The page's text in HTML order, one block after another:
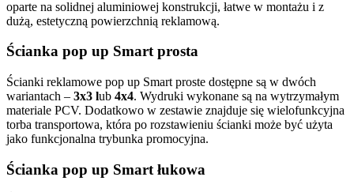
oparte na solidnej aluminiowej konstrukcji, łatwe w montażu i z
dużą, estetyczną powierzchnią reklamową.
Ścianka pop up Smart prosta
Ścianki reklamowe pop up Smart proste dostępne są w dwóch
wariantach – 3x3 lub 4x4. Wydruki wykonane są na wytrzymałym
materiale PCV. Dodatkowo w zestawie znajduje się wielofunkcyjna
torba transportowa, która po rozstawieniu ścianki może być użyta
jako funkcjonalna trybunka promocyjna.
Ścianka pop up Smart łukowa